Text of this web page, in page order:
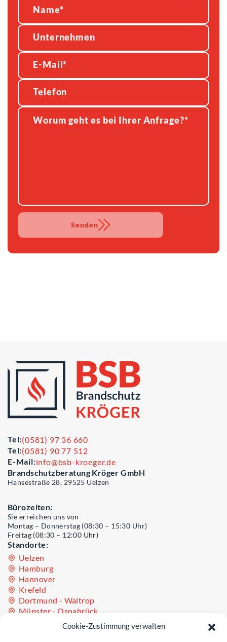
Cookie-Zustimmung verwalten
Senden
Tel:(0581) 97 36 660
Tel:(0581) 90 77 512
E-Mail:info@bsb-kroeger.de
Brandschutzberatung Kröger GmbH
Hansestraße 28, 29525 Uelzen
Bürozeiten:
Sie erreichen uns von
Montag – Donnerstag (08:30 – 15:30 Uhr)
Freitag (08:30 – 12:00 Uhr)
Standorte:
Uelzen
Hamburg
Hannover
Krefeld
Dortmund - Waltrop
Münster - Osnabrück
Oldenburg - Westerstede
Teil der Unternehmensgruppe Sinculis